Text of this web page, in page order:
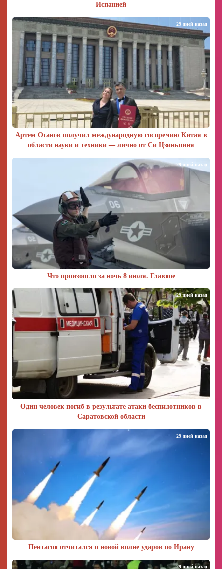
Испанией
Артем Оганов получил международную госпремию Китая в
области науки и техники — лично от Си Цзиньпиня
29 дней назад
Что произошло за ночь 8 июля. Главное
29 дней назад
Один человек погиб в результате атаки беспилотников в
Саратовской области
29 дней назад
Пентагон отчитался о новой волне ударов по Ирану
29 дней назад
29 дней назад